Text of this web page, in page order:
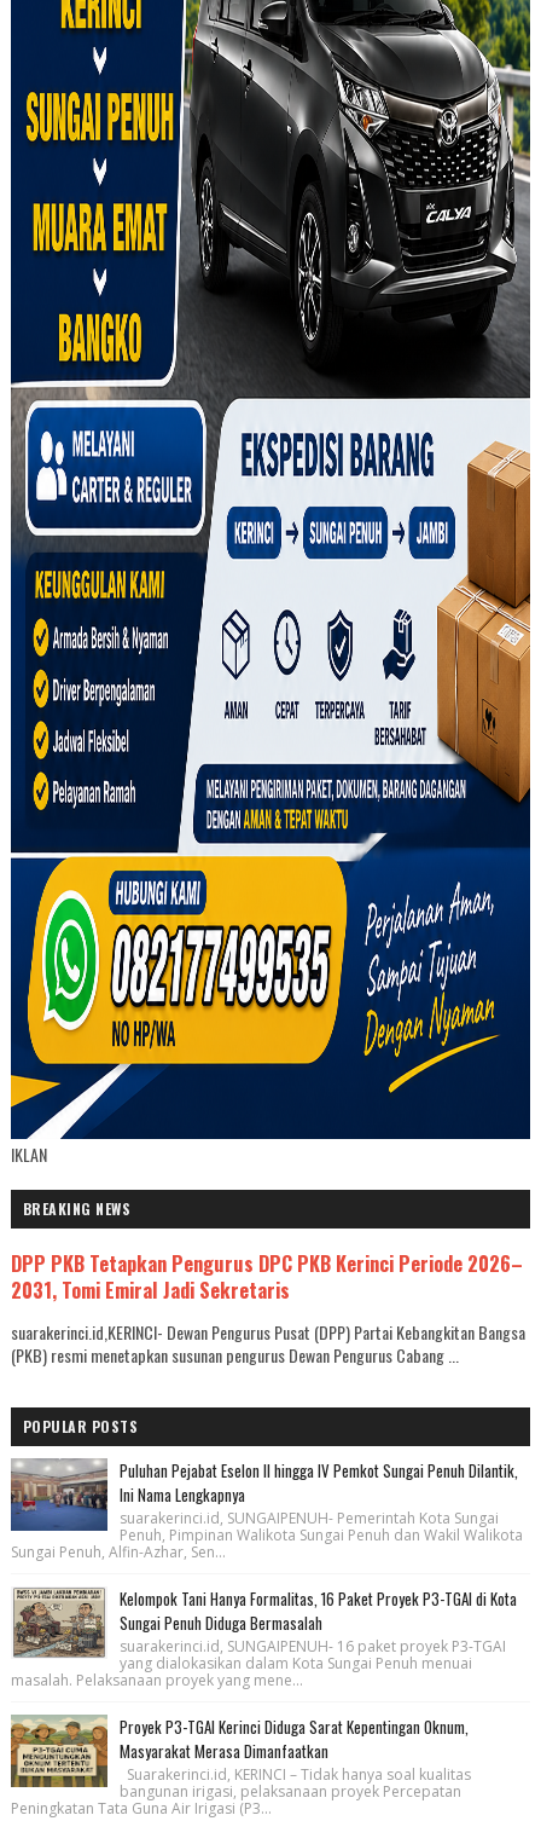
IKLAN
BREAKING NEWS
DPP PKB Tetapkan Pengurus DPC PKB Kerinci Periode 2026–
2031, Tomi Emiral Jadi Sekretaris
suarakerinci.id,KERINCI- Dewan Pengurus Pusat (DPP) Partai Kebangkitan Bangsa
(PKB) resmi menetapkan susunan pengurus Dewan Pengurus Cabang ...
POPULAR POSTS
Puluhan Pejabat Eselon II hingga IV Pemkot Sungai Penuh Dilantik,
Ini Nama Lengkapnya
suarakerinci.id, SUNGAIPENUH- Pemerintah Kota Sungai
Penuh, Pimpinan Walikota Sungai Penuh dan Wakil Walikota
Sungai Penuh, Alfin-Azhar, Sen...
Kelompok Tani Hanya Formalitas, 16 Paket Proyek P3-TGAI di Kota
Sungai Penuh Diduga Bermasalah
suarakerinci.id, SUNGAIPENUH- 16 paket proyek P3-TGAI
yang dialokasikan dalam Kota Sungai Penuh menuai
masalah. Pelaksanaan proyek yang mene...
Proyek P3-TGAI Kerinci Diduga Sarat Kepentingan Oknum,
Masyarakat Merasa Dimanfaatkan
Suarakerinci.id, KERINCI – Tidak hanya soal kualitas
bangunan irigasi, pelaksanaan proyek Percepatan
Peningkatan Tata Guna Air Irigasi (P3...